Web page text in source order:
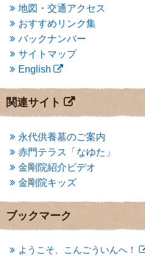
2014年9月(1)
2014年5月 (1)
2014年4月
2014年1月(1)
2013年11月 (4)
2013年10月
2013年8月
(7)
2013年7月
(7)
2013年5月(13)
2013年4月(1)
2013年3月 (4)
2013年2月(6)
2013年1月(6)
2012年12月(7)
2012年11月(7)
2012年10月
2012年8月
(9)
地図・交通アクセス
おすすめリンク集
バックナンバー
サイトマップ
English
関連サイト
永代供養墓のご案内
赤門テラス「なゆた」
金剛院紹介ビデオ
金剛院キッズ
ブックマーク
ようこそ、こんごういんへ！